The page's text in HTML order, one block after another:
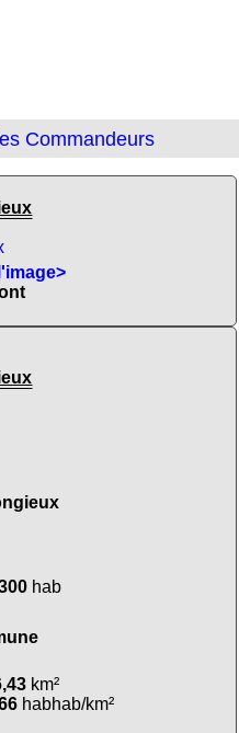
Commandeurs
hab
km²
habhab/km²